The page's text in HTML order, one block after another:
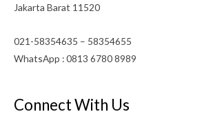
Jakarta Barat 11520
021-58354635 – 58354655
WhatsApp : 0813 6780 8989
Connect With Us